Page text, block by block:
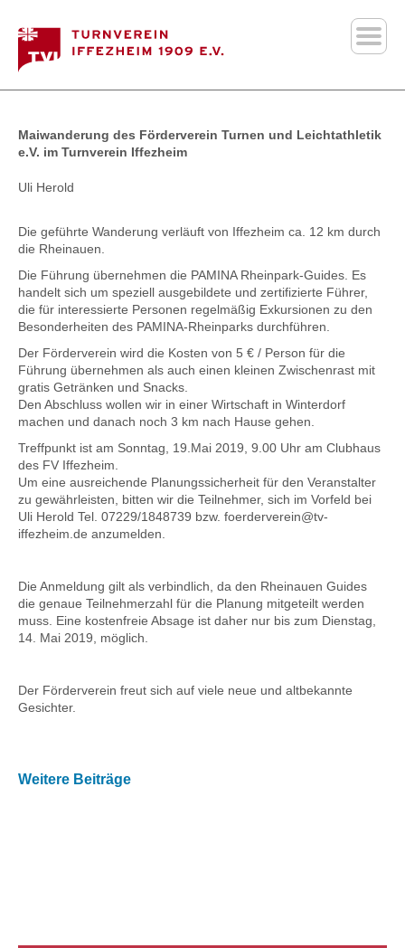
Maiwanderung des Förderverein Turnen und Leichtathletik
e.V. im Turnverein Iffezheim
Uli Herold
Die geführte Wanderung verläuft von Iffezheim ca. 12 km durch
die Rheinauen.
Die Führung übernehmen die PAMINA Rheinpark-Guides . Es
handelt sich um speziell ausgebildete und zertifizierte Führer,
die für interessierte Personen regelmäßig Exkursionen zu den
Besonderheiten des PAMINA-Rheinparks durchführen.
Der Förderverein wird die Kosten von 5 € / Person für die
Führung übernehmen als auch einen kleinen Zwischenrast mit
gratis Getränken und Snacks.
Den Abschluss wollen wir in einer Wirtschaft in Winterdorf
machen und danach noch 3 km nach Hause gehen.
Treffpunkt ist am Sonntag, 19.Mai 2019, 9.00 Uhr am Clubhaus
des FV Iffezheim.
Um eine ausreichende Planungssicherheit für den Veranstalter
zu gewährleisten, bitten wir die Teilnehmer, sich im Vorfeld bei
Uli Herold Tel. 07229/1848739 bzw. foerderverein@tv-
iffezheim .de anzumelden.
Die Anmeldung gilt als verbindlich, da den Rheinauen Guides
die genaue Teilnehmerzahl für die Planung mitgeteilt werden
muss. Eine kostenfreie Absage ist daher nur bis zum Dienstag,
14. Mai 2019, möglich.
Der Förderverein freut sich auf viele neue und altbekannte
Gesichter.
Weitere Beiträge